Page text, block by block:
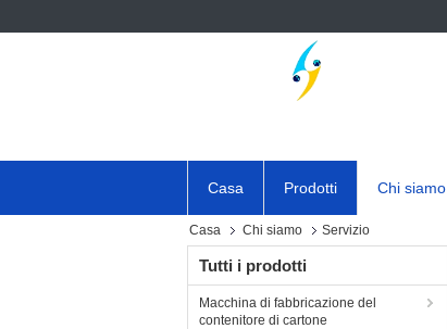
Casa Prodotti Chi siamo
Casa Chi siamo Servizio
Tutti i prodotti
Macchina di fabbricazione del
contenitore di cartone